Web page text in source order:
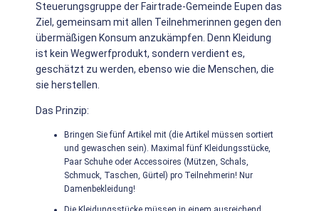
Steuerungsgruppe der Fairtrade-Gemeinde Eupen das
Ziel, gemeinsam mit allen Teilnehmerinnen gegen den
übermäßigen Konsum anzukämpfen. Denn Kleidung
ist kein Wegwerfprodukt, sondern verdient es,
geschätzt zu werden, ebenso wie die Menschen, die
sie herstellen.
Das Prinzip:
Bringen Sie fünf Artikel mit (die Artikel müssen sortiert
und gewaschen sein). Maximal fünf Kleidungsstücke,
Paar Schuhe oder Accessoires (Mützen, Schals,
Schmuck, Taschen, Gürtel) pro Teilnehmerin! Nur
Damenbekleidung!